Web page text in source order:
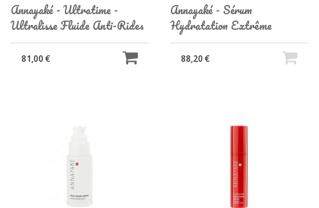
Annayaké - Ultratime -
Ultralisse Fluide Anti-Rides
81,00 €
Annayaké - Sérum
Hydratation Extrême
88,20 €